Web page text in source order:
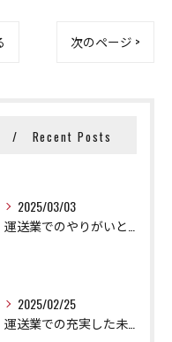
次のページ >
Recent Posts
2025/03/03
2025/02/25